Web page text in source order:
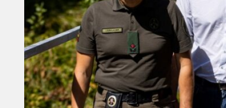
Образование
Здравоохранение
Экология
Происшествия
Приграничье
Деньги
Визиты
Выборы
Агроновости
Едим дома
Ищу семью